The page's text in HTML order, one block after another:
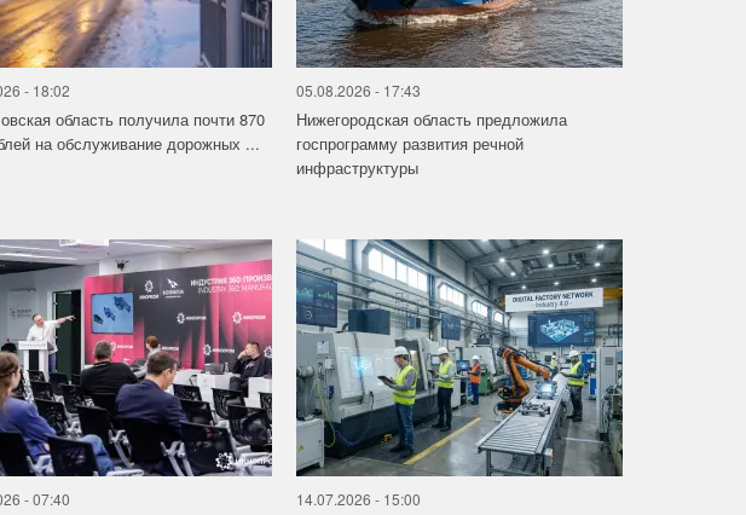
- 18:02
область получила почти 870
на обслуживание дорожных ...
05.08.2026 - 17:43
Нижегородская область предложила
госпрограмму развития речной
инфраструктуры
- 07:40 14.07.2026 - 15:00